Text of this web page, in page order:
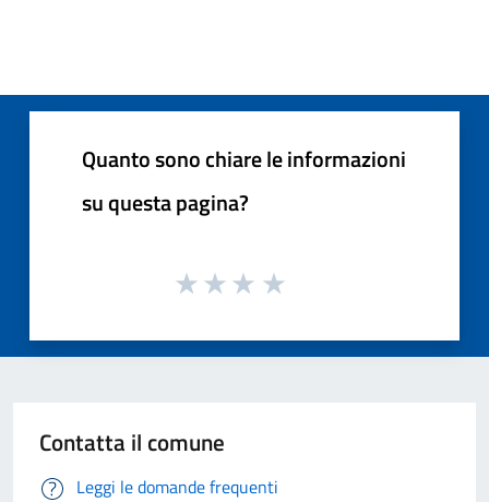
Quanto sono chiare le informazioni
su questa pagina?
Contatta il comune
Leggi le domande frequenti